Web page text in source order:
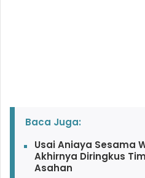
Baca Juga:
Usai Aniaya Sesama
Akhirnya Diringkus
Asahan